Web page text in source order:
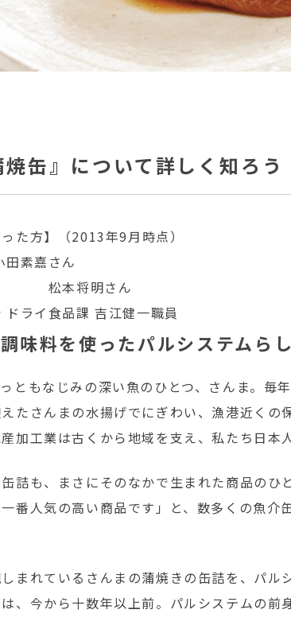
焼缶』について詳しく知ろう
た方】（2013年9月時点）
田素嘉さん
明さん
ライ食品課 吉江健一職員
味料を使ったパルシステムら
ともなじみの深い魚のひとつ、さんま。毎
たさんまの水揚げでにぎわい、漁港近くの
加工業は古くから地域を支え、私たち日本
詰も、まさにそのなかで生まれた商品のひ
番人気の高い商品です」と、数多くの魚介
まれているさんまの蒲焼きの缶詰を、パ
、今から十数年以上前。パルシステムの前